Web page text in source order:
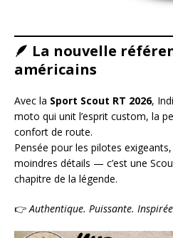
🪶 La nouvelle
américains
Avec la Sport Scout RT 2026,
moto qui unit l’esprit custom, la
confort de route.
Pensée pour les pilotes
moindres détails — c’est une
chapitre de la légende.
👉Authentique. Puissante.